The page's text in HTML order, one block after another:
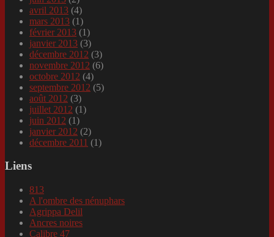
avril 2013 (4)
mars 2013 (1)
février 2013 (1)
janvier 2013 (3)
décembre 2012 (3)
novembre 2012 (6)
octobre 2012 (4)
septembre 2012 (5)
août 2012 (3)
juillet 2012 (1)
juin 2012 (1)
janvier 2012 (2)
décembre 2011 (1)
Liens
813
A l'ombre des nénuphars
Agrippa Delil
Ancres noires
Calibre 47